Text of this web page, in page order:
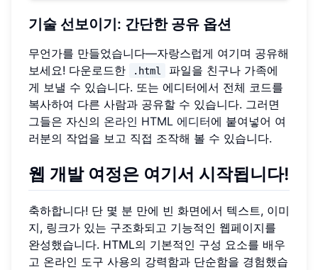
기술 선보이기: 간단한 공유 옵션
무언가를 만들었습니다—자랑스럽게 여기며 공유해
보세요! 다운로드한
.html
파일을 친구나 가족에
게 보낼 수 있습니다. 또는 에디터에서 전체 코드를
복사하여 다른 사람과 공유할 수 있습니다. 그러면
그들은 자신의 온라인 HTML 에디터에 붙여넣어 여
러분의 작업을 보고 직접 조작해 볼 수 있습니다.
웹 개발 여정은 여기서 시작됩니다!
축하합니다! 단 몇 분 만에 빈 화면에서 텍스트, 이미
지, 링크가 있는 구조화되고 기능적인 웹페이지를
완성했습니다. HTML의 기본적인 구성 요소를 배우
고 온라인 도구 사용의 강력함과 단순함을 경험했습